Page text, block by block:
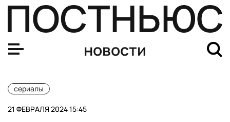
новости
сериалы
21 ФЕВРАЛЯ 2024 15:45
Российская версия «Постучись в мою дверь» выйдет